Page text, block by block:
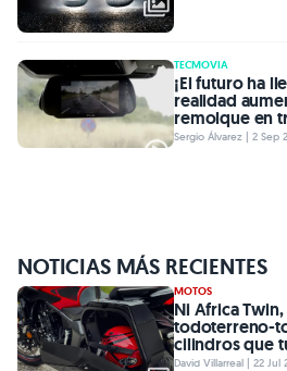
TECMOVIA
¡El futuro ha
realidad
remolque en
Sergio Álvarez | 2 Sep
NOTICIAS MÁS RECIENTES
MOTOS
Ni Africa
todoterreno-
cilindros que
David Villarreal | 22 Jul